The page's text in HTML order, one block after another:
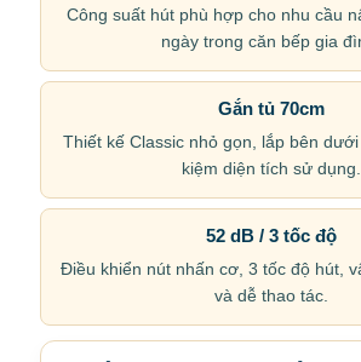
Công suất hút phù hợp cho nhu cầu
ngày trong căn bếp gia
Gắn tủ 70cm
Thiết kế Classic nhỏ gọn, lắp bên
kiệm diện tích sử dụng.
52 dB / 3 tốc độ
Điều khiển nút nhấn cơ, 3 tốc độ hút,
và dễ thao tác.